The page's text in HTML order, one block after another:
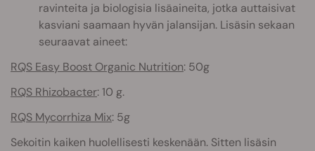
ravinteita ja biologisia lisäaineita, jotka auttaisivat
kasviani saamaan hyvän jalansijan. Lisäsin sekaan
seuraavat aineet:
RQS Easy Boost Organic Nutrition: 50g
RQS Rhizobacter: 10 g.
RQS Mycorrhiza Mix: 5g
Sekoitin kaiken huolellisesti keskenään. Sitten lisäsin